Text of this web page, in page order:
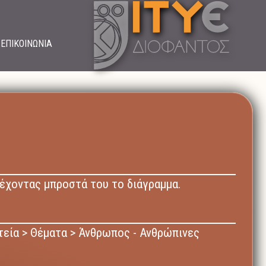
ΕΠΙΚΟΙΝΩΝΙΑ
μπροστά του το διάγραμμα.
> Θέματα > Άνθρωπος - Ανθρώπινες